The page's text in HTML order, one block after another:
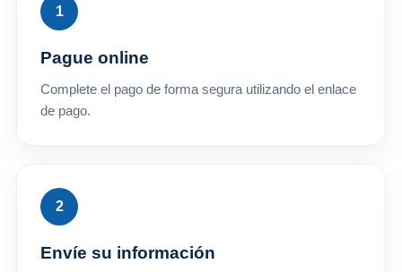
Pague online
Complete el pago de forma segura utilizando el enlace
de pago.
Envíe su información